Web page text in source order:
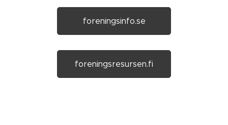
foreningsinfo.se
foreningsresursen.fi